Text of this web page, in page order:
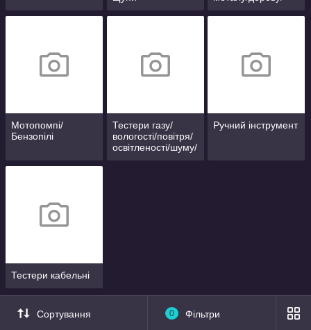
Мотопомпі/
Бензопілі
Тестери газу/
вологості/повітря/
освітленості/шуму/
Ручний інструмент
Тестери кабельні
Сортування 0 Фільтри